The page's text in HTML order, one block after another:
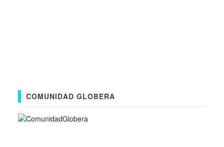
COMUNIDAD GLOBERA